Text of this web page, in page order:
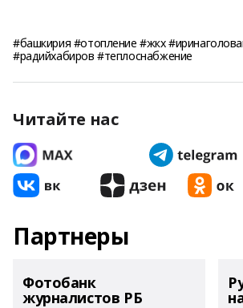
#башкирия #отопление #жкх
#радийхабиров #теплоснабжение
Читайте нас
Партнеры
Фотобанк
журналистов РБ